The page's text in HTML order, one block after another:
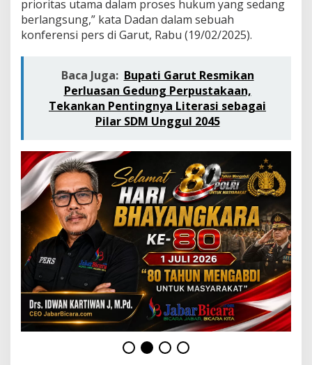
K
,
D
a
n
N
u
g
a
a
,
S
.
H
:
t
u
a
n
prioritas utama dalam proses hukum yang sedang
berlangsung,” kata Dadan dalam sebuah
konferensi pers di Garut, Rabu (19/02/2025).
Baca Juga: Bupati Garut Resmikan
Perluasan Gedung Perpustakaan,
Tekankan Pentingnya Literasi sebagai
Pilar SDM Unggul 2045